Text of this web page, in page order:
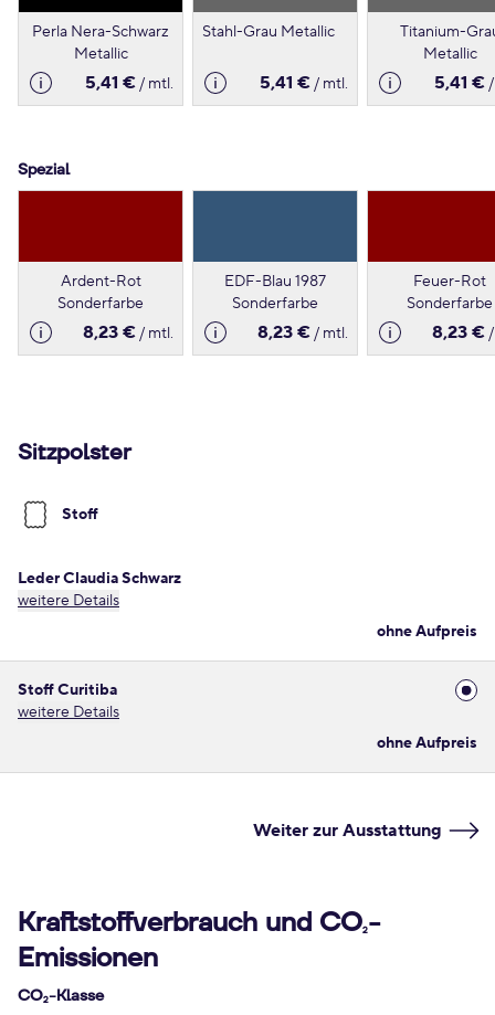
Perla Nera-Schwarz
Metallic
5,41 €/ mtl.
Stahl-Grau Metallic
5,41 €/ mtl.
Titanium-
Metallic
5,41 €
Spezial
Ardent-Rot
Sonderfarbe
8,23 €/ mtl.
EDF-Blau 1987
Sonderfarbe
8,23 €/ mtl.
Feuer-Rot
Sonderfarbe
8,23 €
Sitzpolster
Stoff
Leder Claudia Schwarz
weitere Details
ohne Aufpreis
Stoff Curitiba
weitere Details
ohne Aufpreis
Weiter zur Ausstattung
Kraftstoffverbrauch und CO2-
Emissionen
CO2-Klasse